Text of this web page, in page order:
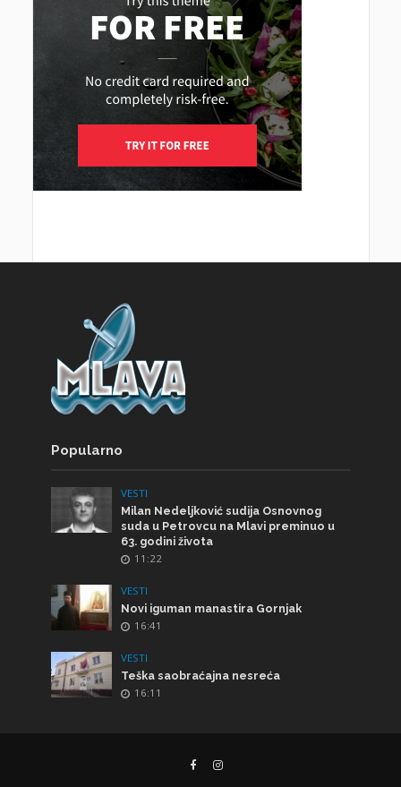
Popularno
VESTI
Milan Nedeljković sudija Osnovnog
suda u Petrovcu na Mlavi preminuo u
63. godini života
11:22
VESTI
Novi iguman manastira Gornjak
16:41
VESTI
Teška saobraćajna nesreća
16:11